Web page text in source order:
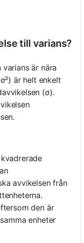
till varians?
är nära
är helt enkelt
(σ).
avvikelsen från
den är
enheter